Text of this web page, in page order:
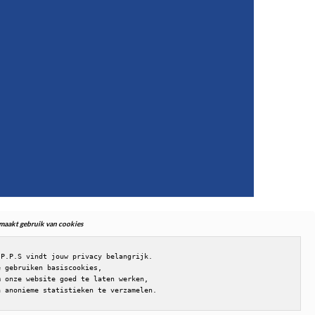
maakt gebruik van cookies
vindt jouw privacy belangrijk.
gebruiken basiscookies,
onze website goed te laten werken,
anonieme statistieken te verzamelen.